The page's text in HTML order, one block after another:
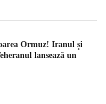
Ormuz! Iranul și
lansează un